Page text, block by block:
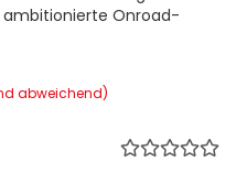
ambitionierte Onroad-
abweichend)